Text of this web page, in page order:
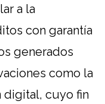
a la
con garantía
generados
como la
digital, cuyo fin